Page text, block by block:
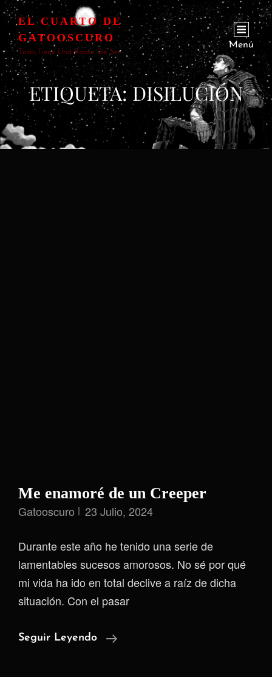
EL CUARTO DE
GATOOSCURO
Todo Tiene Una Razón De Ser
Menú
ETIQUETA:DISILUCIÓN
Me enamoré de un Creeper
Gatooscuro 23 Julio, 2024
Durante este año he tenido una serie de
lamentables sucesos amorosos. No sé por qué
mi vida ha ido en total declive a raíz de dicha
situación. Con el pasar
Seguir Leyendo
Me